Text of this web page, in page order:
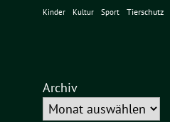
Kinder Kultur Sport Tierschutz
Archiv